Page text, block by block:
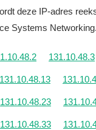
deze IP-adres
Systems Networking.
131.10.48.3
131.10.48.13
131.10.48.23
131.10.48.33